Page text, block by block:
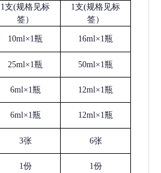
1支(规格见标
签）
1支(规格见标
签）
10ml×1瓶 16ml×1瓶
25ml×1瓶 50ml×1瓶
6ml×1瓶 12ml×1瓶
6ml×1瓶 12ml×1瓶
3张 6张
1份 1份